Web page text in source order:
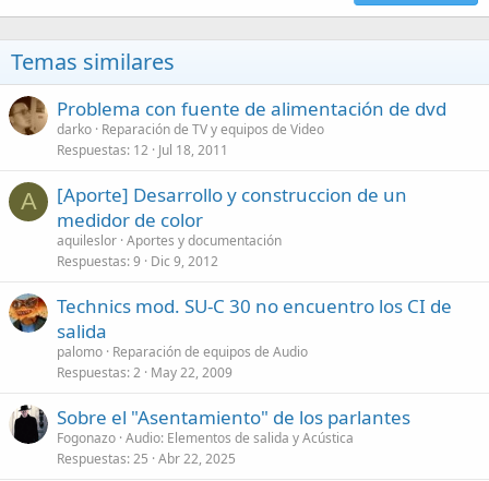
Temas similares
Problema con fuente de alimentación de dvd
darko Reparación de TV y equipos de Video
Respuestas 12 Jul 18, 2011
A
[Aporte] Desarrollo y construccion de un
medidor de color
aquileslor Aportes y documentación
Respuestas 9 Dic 9, 2012
Technics mod. SU-C 30 no encuentro los CI de
salida
palomo Reparación de equipos de Audio
Respuestas 2 May 22, 2009
Sobre el "Asentamiento" de los parlantes
Fogonazo Audio: Elementos de salida y Acústica
Respuestas 25 Abr 22, 2025